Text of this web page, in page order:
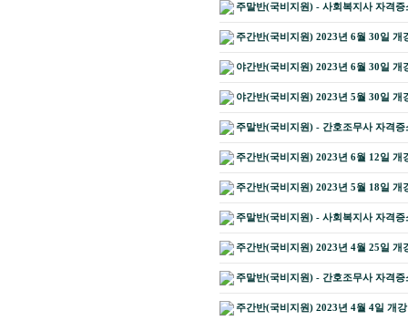
주말반(국비지원) - 사회복지사 자격
주간반(국비지원) 2023년 6월 30일 개
야간반(국비지원) 2023년 6월 30일 개
야간반(국비지원) 2023년 5월 30일 개
주말반(국비지원) - 간호조무사 자격
주간반(국비지원) 2023년 6월 12일 개
주간반(국비지원) 2023년 5월 18일 개
주말반(국비지원) - 사회복지사 자격
주간반(국비지원) 2023년 4월 25일 개
주말반(국비지원) - 간호조무사 자격
주간반(국비지원) 2023년 4월 4일 개